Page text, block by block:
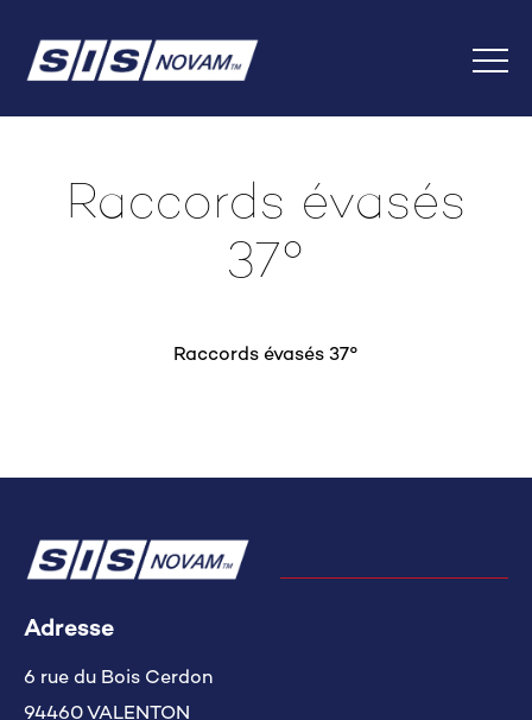
Content
Menu
Raccords évasés
37°
Raccords évasés 37°
Adresse
6 rue du Bois Cerdon
94460 VALENTON
top